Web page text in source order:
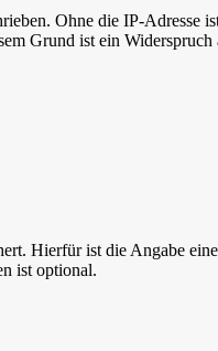
Ohne die IP-Adresse
Grund ist ein Widerspruch
Hierfür ist die Angabe
ist optional.